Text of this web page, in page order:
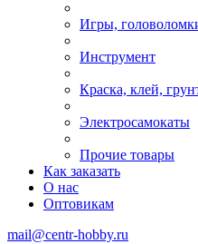
Игры,
Инструмент
Краска, клей,
Электросамокаты
Прочие товары
Как заказать
О нас
Оптовикам
mail@centr-hobby.ru